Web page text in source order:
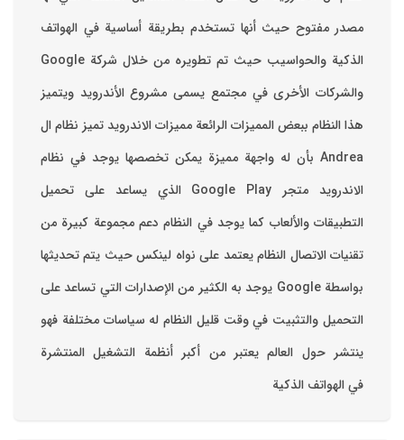
مصدر مفتوح حيث أنها تستخدم بطريقة أساسية في الهواتف
والشركات الأخرى في مجتمع يسمى مشروع الأندرويد ويتميز
هذا النظام ببعض المميزات الرائعة ‏مميزات الاندرويد ‏تميز نظام ال
Andrea بأن له واجهة مميزة يمكن تخصصها ‏يوجد في نظام
الاندرويد متجر Google Play الذي يساعد على تحميل
التطبيقات والألعاب ‏كما يوجد في النظام دعم مجموعة كبيرة من
تقنيات الاتصال ‏النظام يعتمد على نواه لينكس حيث يتم تحديثها
بواسطة ‫Google‬ ‏يوجد به الكثير من الإصدارات التي تساعد على
التحميل والتثبيت في وقت قليل ‏النظام له سياسات مختلفة فهو
ينتشر حول العالم يعتبر من أكبر أنظمة التشغيل المنتشرة
في الهواتف الذكية